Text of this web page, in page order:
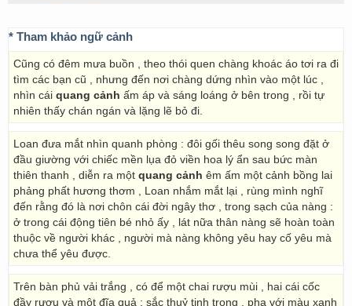
* Tham khảo ngữ cảnh
Cũng có đêm mưa buồn , theo thói quen chàng khoác áo tơi ra đi
tìm các bạn cũ , nhưng đến nơi chàng dứng nhìn vào một lúc ,
nhìn cái quang cảnh ấm áp và sáng loáng ở bên trong , rồi tự
nhiên thấy chán ngán và lặng lẽ bỏ đi.
Loan đưa mắt nhìn quanh phòng : đôi gối thêu song song đặt ở
đầu giường với chiếc mền lụa đỏ viền hoa lý ẩn sau bức màn
thiên thanh , diễn ra một quang cảnh êm ấm một cảnh bồng lai
phảng phất hương thơm , Loan nhắm mắt lại , rùng mình nghĩ
đến rằng đó là nơi chôn cái đời ngây thơ , trong sạch của nàng :
ở trong cái động tiên bé nhỏ ấy , lát nữa thân nàng sẽ hoàn toàn
thuộc về người khác , người mà nàng không yêu hay cố yêu mà
chưa thể yêu được.
Trên bàn phủ vải trắng , có để một chai rượu mùi , hai cái cốc
đầy rượu và một đĩa quả : sắc thuỷ tinh trong , pha với màu xanh